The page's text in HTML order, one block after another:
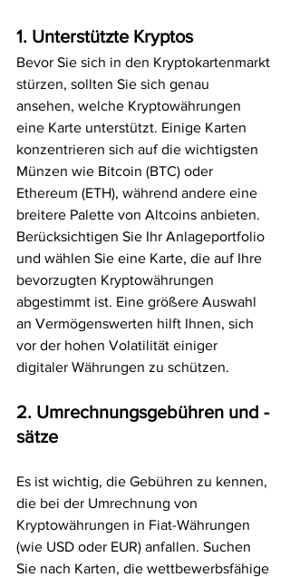
1. Unterstützte Kryptos
Bevor Sie sich in den Kryptokartenmarkt
stürzen, sollten Sie sich genau
ansehen, welche Kryptowährungen
eine Karte unterstützt. Einige Karten
konzentrieren sich auf die wichtigsten
Münzen wie Bitcoin (BTC) oder
Ethereum (ETH), während andere eine
breitere Palette von Altcoins anbieten.
Berücksichtigen Sie Ihr Anlageportfolio
und wählen Sie eine Karte, die auf Ihre
bevorzugten Kryptowährungen
abgestimmt ist. Eine größere Auswahl
an Vermögenswerten hilft Ihnen, sich
vor der hohen Volatilität einiger
digitaler Währungen zu schützen.
2. Umrechnungsgebühren und -
sätze
Es ist wichtig, die Gebühren zu kennen,
die bei der Umrechnung von
Kryptowährungen in Fiat-Währungen
(wie USD oder EUR) anfallen. Suchen
Sie nach Karten, die wettbewerbsfähige